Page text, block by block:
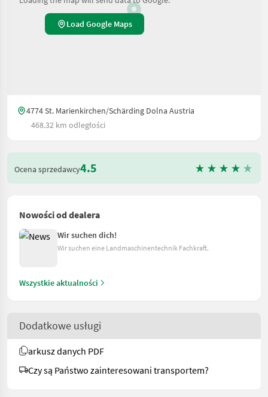
Load Google Maps
4774 St. Marienkirchen/Schärding Dolna Austria
468.32 km odległości
Ocena sprzedawcy4.5
Nowości od dealera
Wir suchen dich!
Wir suchen eine Landmaschinentechnik Fachkraft.
Wszystkie aktualności
Dodatkowe usługi
arkusz danych PDF
Czy są Państwo zainteresowani transportem?